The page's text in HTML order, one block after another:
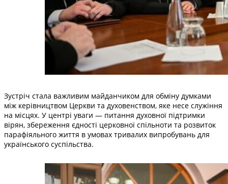
Зустріч стала важливим майданчиком для обміну думками
між керівництвом Церкви та духовенством, яке несе служіння
на місцях. У центрі уваги — питання духовної підтримки
вірян, збереження єдності церковної спільноти та розвиток
парафіяльного життя в умовах тривалих випробувань для
українського суспільства.